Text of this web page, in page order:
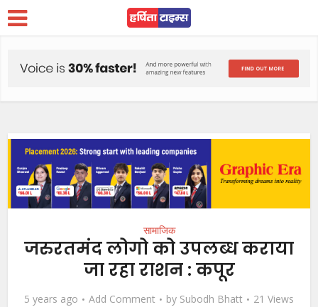
सामाजिक
जरुरतमंद लोगो को उपलब्ध कराया
जा रहा राशन : कपूर
5 years ago Add Comment by Subodh Bhatt 21 Views